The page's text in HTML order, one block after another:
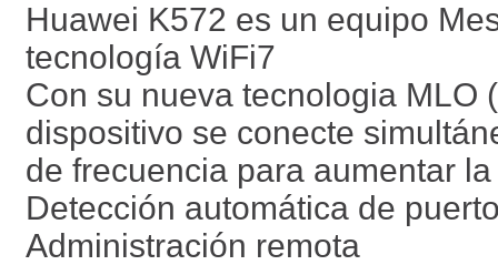
Huawei K572 es un equipo
tecnología WiFi7
Con su nueva tecnologia MLO
dispositivo se conecte
de frecuencia para aumentar
Detección automática de
Administración remota